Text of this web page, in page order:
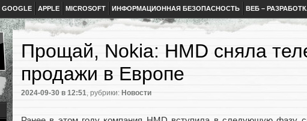
GOOGLE APPLE MICROSOFT ИНФОРМАЦИОННАЯ БЕЗОПАСНОСТЬ ВЕБ –
Прощай, Nokia: HMD сняла
продажи в Европе
2024-09-30 в 12:51, рубрики: Новости